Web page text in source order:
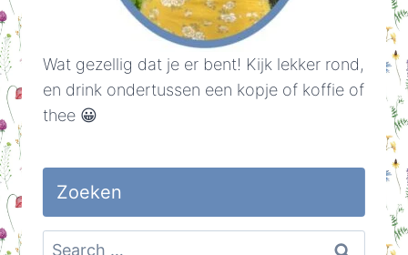
Wat gezellig dat je er bent! Kijk lekker rond,
en drink ondertussen een kopje of koffie of
thee 😀
Zoeken
Search